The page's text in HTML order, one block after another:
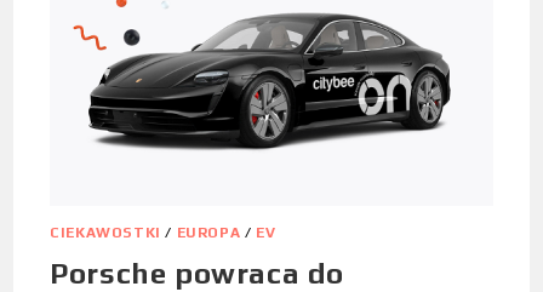
CIEKAWOSTKI / EUROPA / EV
Porsche powraca do